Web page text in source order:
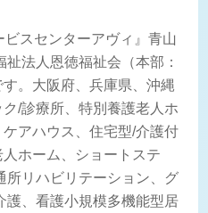
スセンターアヴィ』青山
法人恩徳福祉会（本部：
。大阪府、兵庫県、沖縄
/診療所、特別養護老人ホ
アハウス、住宅型/介護付
ホーム、ショートステ
所リハビリテーション、グ
護、看護小規模多機能型居